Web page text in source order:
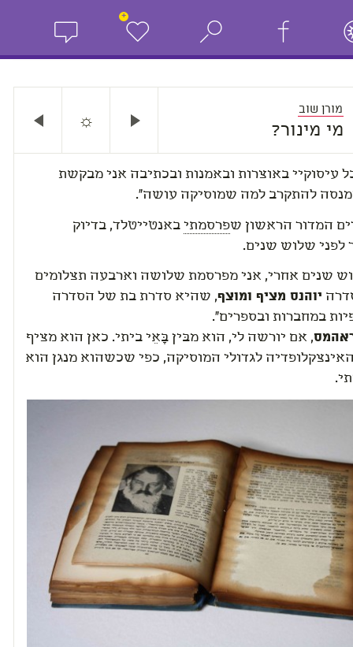
+
מורן שוב
מי מינור? ☼
עיסוקיי באוצרות ובאמנות ובכתיבה אני מבקשת
להתקרב למה שמוסיקה עושה".
המדור הראשון שפרסמתי באנטייטלד, בדיוק
לפני שלוש שנים.
שנים אחרי, אני מפרסמת שלושה וארבעה תצלומים
יוהנס מציף ומוצף, שהיא סדרת בת של הסדרה
במחברות ובספרים".
, אם יורשה לי, הוא מבּין בָּאֵי ביתי. כאן הוא מציף
לגדולי המוסיקה, כפי שכשהוא מנגן הוא